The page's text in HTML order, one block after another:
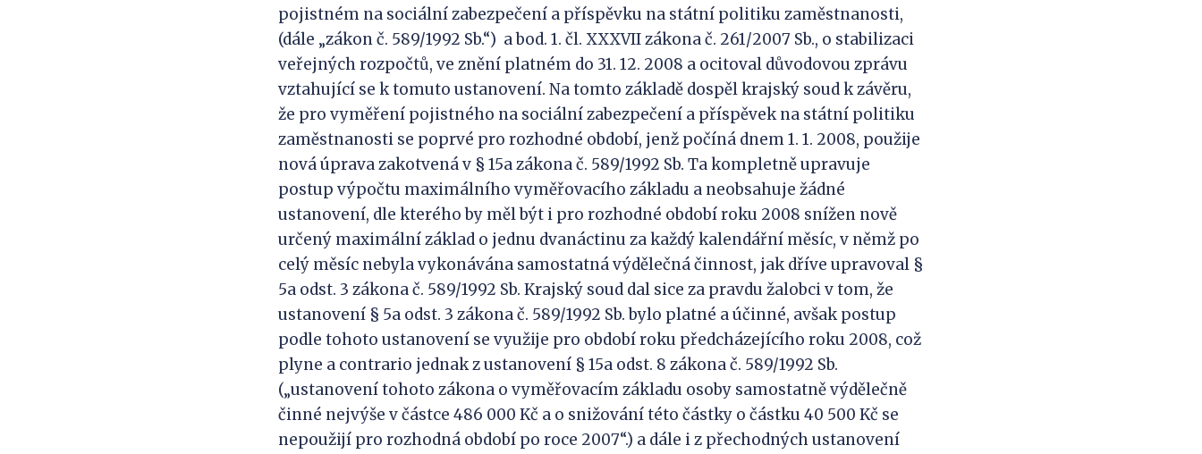
pojistném na sociální zabezpečení a příspěvku na státní politiku zaměstnanosti,
(dále „zákon č. 589/1992 Sb.“) a bod. 1. čl. XXXVII zákona č. 261/2007 Sb., o stabilizaci
veřejných rozpočtů, ve znění platném do 31. 12. 2008 a ocitoval důvodovou zprávu
vztahující se k tomuto ustanovení. Na tomto základě dospěl krajský soud k závěru,
že pro vyměření pojistného na sociální zabezpečení a příspěvek na státní politiku
zaměstnanosti se poprvé pro rozhodné období, jenž počíná dnem 1. 1. 2008, použije
nová úprava zakotvená v § 15a zákona č. 589/1992 Sb. Ta kompletně upravuje
postup výpočtu maximálního vyměřovacího základu a neobsahuje žádné
ustanovení, dle kterého by měl být i pro rozhodné období roku 2008 snížen nově
určený maximální základ o jednu dvanáctinu za každý kalendářní měsíc, v němž po
celý měsíc nebyla vykonávána samostatná výdělečná činnost, jak dříve upravoval §
5a odst. 3 zákona č. 589/1992 Sb. Krajský soud dal sice za pravdu žalobci v tom, že
ustanovení § 5a odst. 3 zákona č. 589/1992 Sb. bylo platné a účinné, avšak postup
podle tohoto ustanovení se využije pro období roku předcházejícího roku 2008, což
plyne a contrario jednak z ustanovení § 15a odst. 8 zákona č. 589/1992 Sb.
(„ustanovení tohoto zákona o vyměřovacím základu osoby samostatně výdělečně
činné nejvýše v částce 486 000 Kč a o snižování této částky o částku 40 500 Kč se
nepoužijí pro rozhodná období po roce 2007“.) a dále i z přechodných ustanovení